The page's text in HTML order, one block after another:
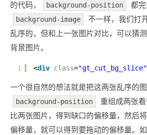
的代码，
background-position 都
background-image
不一样，我们打
乱序的，但和上一张图片对比，可以猜
背景图片。
1 <div class="gt_cut_bg_slice"
一个很自然的想法就是把这两张乱序的
background-position
重组成两张
比两张图片，得到缺口的偏移量，然后
偏移量，就可以得到要拖动的偏移量。如